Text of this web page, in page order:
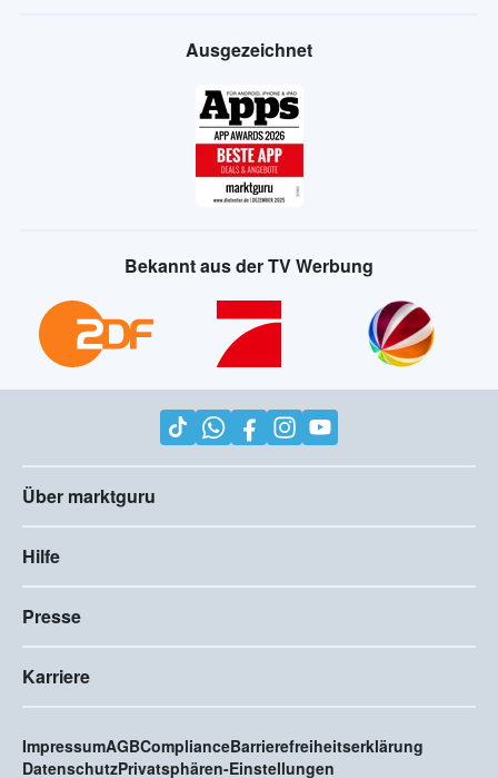
Ausgezeichnet
Bekannt aus der TV Werbung
Über marktguru
Hilfe
Presse
Karriere
ImpressumAGBComplianceBarrierefreiheitserklärung
DatenschutzPrivatsphären-Einstellungen